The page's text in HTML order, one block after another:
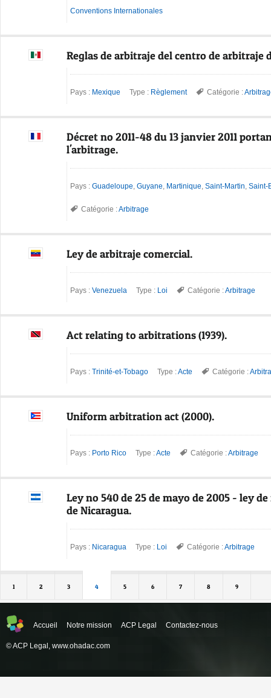
Conventions Internationales
Reglas de arbitraje del centro de arbitraje
Pays : Mexique Type : Règlement Catégorie :
Décret no 2011-48 du 13 janvier 2011
l'arbitrage.
Pays : Guadeloupe, Guyane, Martinique, Saint-Martin, Saint-
Catégorie :Arbitrage
Ley de arbitraje comercial.
Pays : Venezuela Type : Loi Catégorie :Arbitrage
Act relating to arbitrations (1939).
Pays : Trinité-et-Tobago Type :Acte Catégorie :
Uniform arbitration act (2000).
Pays : Porto Rico Type :Acte Catégorie :Arbitrage
Ley no 540 de 25 de mayo de 2005 - ley
de Nicaragua.
Pays : Nicaragua Type : Loi Catégorie :Arbitrage
1 2 3 4 5 6 7 8 9
Accueil Notre mission ACP Legal Contactez-nous
© ACP Legal, www.ohadac.com